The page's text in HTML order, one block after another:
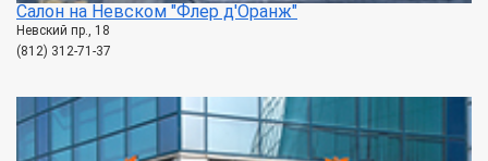
Салон на Невском "Флер д'Оранж"
Невский пр., 18
(812) 312-71-37